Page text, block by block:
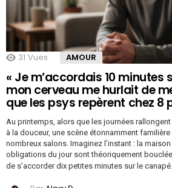
31 Vues AMOUR
« Je m’accordais 10 minutes
mon cerveau me hurlait de
que les psys repèrent chez 8
Au printemps, alors que les journées
à la douceur, une scène étonnamment
nombreux salons. Imaginez l’instant : la
obligations du jour sont théoriquement
de s’accorder dix petites minutes sur le